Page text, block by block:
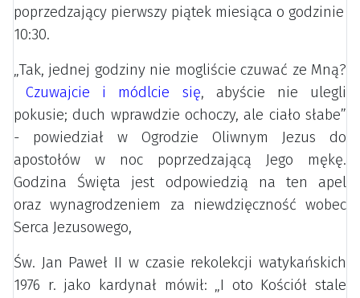
poprzedzający pierwszy piątek miesiąca o godzinie
10:30.
„Tak, jednej godziny nie mogliście czuwać ze Mną?
Czuwajcie i módlcie się, abyście nie ulegli
pokusie; duch wprawdzie ochoczy, ale ciało słabe”
- powiedział w Ogrodzie Oliwnym Jezus do
apostołów w noc poprzedzającą Jego mękę.
Godzina Święta jest odpowiedzią na ten apel
oraz wynagrodzeniem za niewdzięczność wobec
Serca Jezusowego,
Św. Jan Paweł II w czasie rekolekcji watykańskich
1976 r. jako kardynał mówił: „I oto Kościół stale